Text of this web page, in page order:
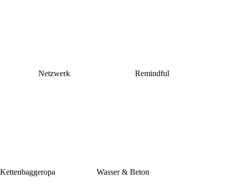
Netzwerk Remindful
Kettenbaggeropa Wasser & Beton